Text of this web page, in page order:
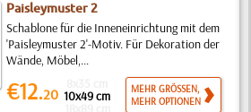
Paisleymuster 2
Schablone für die Inneneinrichtung mit dem
'Paisleymuster 2'-Motiv. Für Dekoration der
Wände, Möbel,...
€12.20 10x49 cm
MEHR GRÖSSEN,
MEHR OPTIONEN